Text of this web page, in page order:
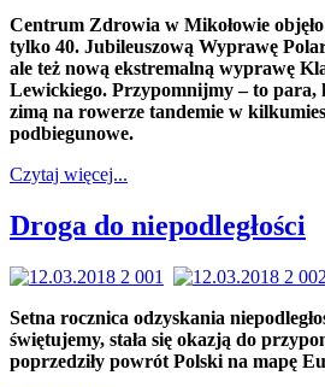
Centrum Zdrowia w Mikołowie
tylko 40. Jubileuszową Wyprawę
ale też nową ekstremalną wyprawę
Lewickiego. Przypomnijmy – to para,
zimą na rowerze tandemie w
podbiegunowe.
Czytaj więcej...
Droga do niepodległości
Setna rocznica odzyskania
świętujemy, stała się okazją do
poprzedziły powrót Polski na mapę